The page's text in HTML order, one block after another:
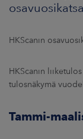
UUTISHUONE
HKScanin
HKScanin
tulosnäkymä
Tammi-